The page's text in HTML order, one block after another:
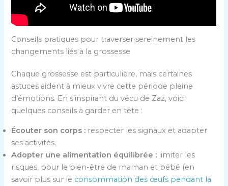
Conseils pratiques pour traverser sereinement les
changements liés à la grossesse
Chaque grossesse est particulière, mais certaines
astuces aident à mieux vivre cette période pleine
d’émotions. En s’inspirant du vécu de Zaz, voici
quelques conseils à garder en tête :
Écouter son corps : respecter les signaux et adapter
ses activités.
Adopter une alimentation équilibrée : limiter les
risques, pour le bien-être de maman et bébé (en
savoir plus sur le consommation des œufs pendant la